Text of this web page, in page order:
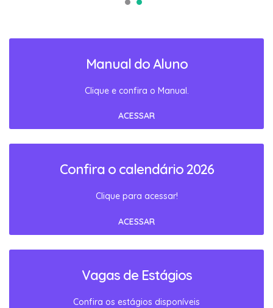
Manual do Aluno
Clique e confira o Manual.
ACESSAR
Confira o calendário 2026
Clique para acessar!
ACESSAR
Vagas de Estágios
Confira os estágios disponíveis